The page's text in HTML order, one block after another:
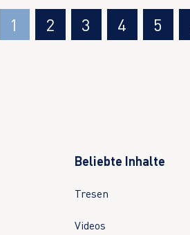
1 2 3 4 5
Beliebte Inhalte
Tresen
Videos